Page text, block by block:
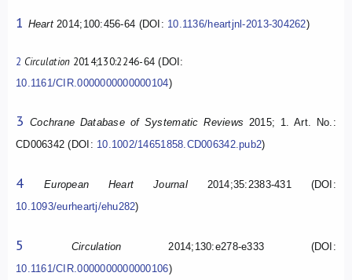
1 Heart2014;100:456-64 (DOI: 10.1136/heartjnl-2013-304262)
2 Circulation 2014;130:2246-64 (DOI:
10.1161/CIR.0000000000000104)
3 Cochrane Database of Systematic Reviews 2015; 1. Art. No.:
CD006342 (DOI: 10.1002/14651858.CD006342.pub2)
4 European Heart Journal2014;35:2383-431 (DOI:
10.1093/eurheartj/ehu282)
5 Circulation 2014;130:e278-e333 (DOI:
10.1161/CIR.0000000000000106)